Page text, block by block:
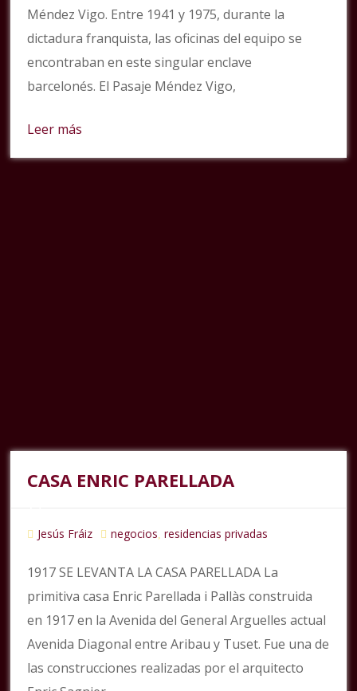
Méndez Vigo. Entre 1941 y 1975, durante la
dictadura franquista, las oficinas del equipo se
encontraban en este singular enclave
barcelonés. El Pasaje Méndez Vigo,
Leer más
CASA ENRIC PARELLADA
Jesús Fráiz negocios,residencias privadas
1917 SE LEVANTA LA CASA PARELLADA La
primitiva casa Enric Parellada i Pallàs construida
en 1917 en la Avenida del General Arguelles actual
Avenida Diagonal entre Aribau y Tuset. Fue una de
las construcciones realizadas por el arquitecto